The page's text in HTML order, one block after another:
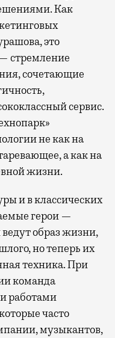
Как
это
стремление
сочетающие
сервис.
не как на
а как на
жизни.
и в классических
герои —
образ жизни,
но теперь их
техника. При
команда
работами
часто
музыкантов,